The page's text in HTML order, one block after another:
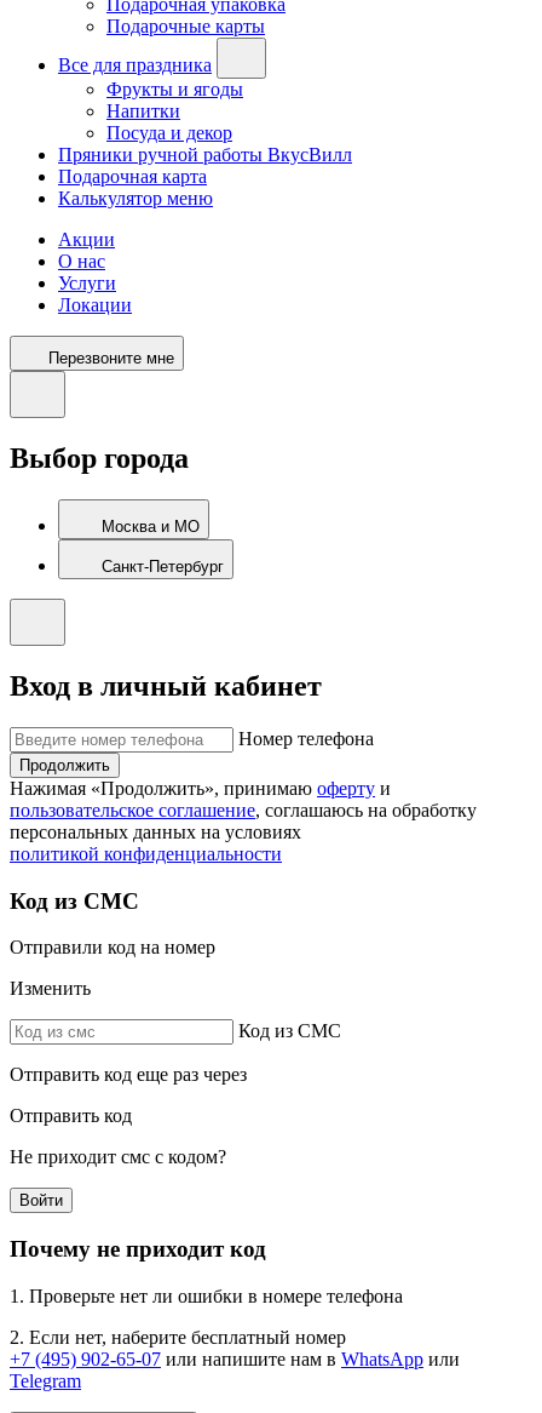
Подарочная упаковка
Подарочные карты
Все для праздника
Фрукты и ягоды
Напитки
Посуда и декор
Пряники ручной работы ВкусВилл
Подарочная карта
Калькулятор меню
Акции
О нас
Услуги
Локации
Перезвоните мне
Выбор города
Москва и МО
Санкт-Петербург
Вход в личный кабинет
Номер телефона
Продолжить
Нажимая «Продолжить», принимаю оферту и
пользовательское соглашение, соглашаюсь на обработку
персональных данных на условиях
политикой конфиденциальности
Код из СМС
Отправили код на номер
Изменить
Код из СМС
Отправить код еще раз через
Отправить код
Не приходит смс с кодом?
Войти
Почему не приходит код
1. Проверьте нет ли ошибки в номере телефона
2. Если нет, наберите бесплатный номер
+7 (495) 902-65-07 или напишите нам в WhatsApp или
Telegram